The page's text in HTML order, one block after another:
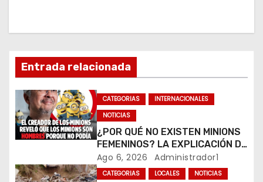
n
d
e
e
n
Entrada relacionada
CATEGORIAS
INTERNACIONALES
NOTICIAS
¿POR QUÉ NO EXISTEN MINIONS
FEMENINOS? LA EXPLICACIÓN DE
SU CREADOR QUE VOLVIÓ A
VIRALIZARSE
Ago 6, 2026 Administrador1
CATEGORIAS LOCALES NOTICIAS